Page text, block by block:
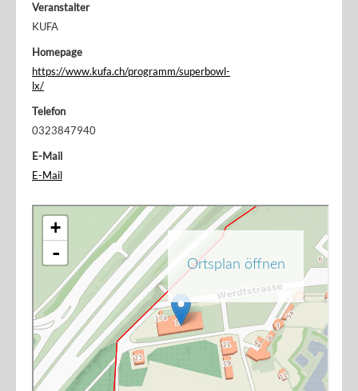
Veranstalter
KUFA
Homepage
https://www.kufa.ch/programm/superbowl-
lx/
Telefon
0323847940
E-Mail
E-Mail